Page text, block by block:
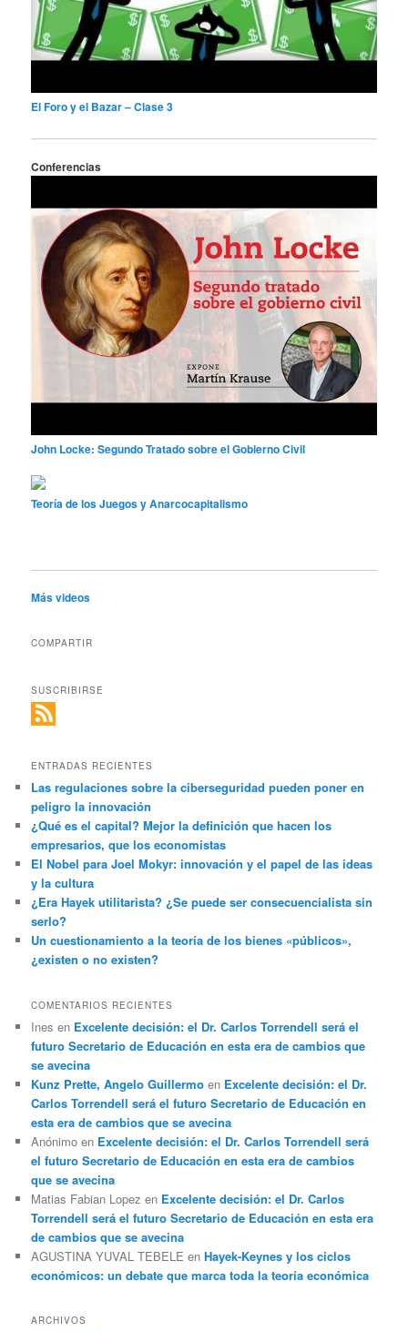
El Foro y el Bazar – Clase 3
Conferencias
John Locke: Segundo Tratado sobre el Gobierno Civil
Teoría de los Juegos y Anarcocapitalismo
Más videos
COMPARTIR
SUSCRIBIRSE
ENTRADAS RECIENTES
Las regulaciones sobre la ciberseguridad pueden poner en
peligro la innovación
¿Qué es el capital? Mejor la definición que hacen los
empresarios, que los economistas
El Nobel para Joel Mokyr: innovación y el papel de las ideas
y la cultura
¿Era Hayek utilitarista? ¿Se puede ser consecuencialista sin
serlo?
Un cuestionamiento a la teoría de los bienes «públicos»,
¿existen o no existen?
COMENTARIOS RECIENTES
Ines en Excelente decisión: el Dr. Carlos Torrendell será el
futuro Secretario de Educación en esta era de cambios que
se avecina
Kunz Prette, Angelo Guillermo en Excelente decisión: el Dr.
Carlos Torrendell será el futuro Secretario de Educación en
esta era de cambios que se avecina
Anónimo en Excelente decisión: el Dr. Carlos Torrendell será
el futuro Secretario de Educación en esta era de cambios
que se avecina
Matias Fabian Lopez en Excelente decisión: el Dr. Carlos
Torrendell será el futuro Secretario de Educación en esta era
de cambios que se avecina
AGUSTINA YUVAL TEBELE enHayek-Keynes y los ciclos
económicos: un debate que marca toda la teoría económica
ARCHIVOS